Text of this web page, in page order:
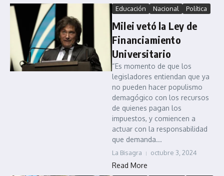
Educación Nacional Política
Milei vetó la Ley de
Financiamiento
Universitario
“Es momento de que los
legisladores entiendan que ya
no pueden hacer populismo
demagógico con los recursos
de quienes pagan los
impuestos, y comiencen a
actuar con la responsabilidad
que demanda...
La Bisagra octubre 3, 2024
Read More